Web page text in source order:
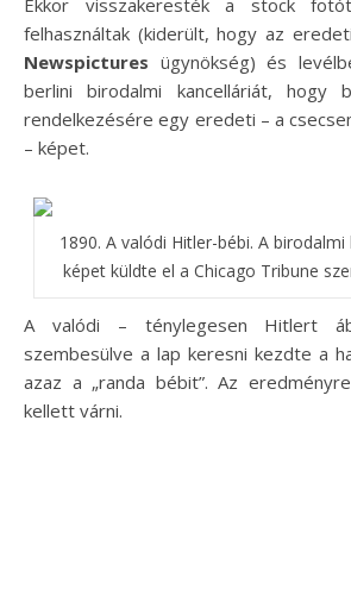
Ekkor visszakeresték a stock
felhasználtak (kiderült, hogy az
Newspictures ügynökség) és
berlini birodalmi kancelláriát, hogy
rendelkezésére egy eredeti – a
– képet.
1890. A valódi Hitler-bébi. A
képet küldte el a Chicago Tribune
A valódi – ténylegesen Hitlert
szembesülve a lap keresni kezdte a
azaz a „randa bébit”. Az
kellett várni.